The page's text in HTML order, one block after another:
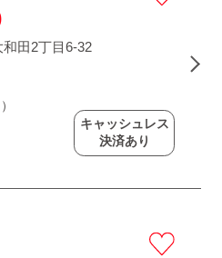
田2丁目6-32
キャッシュレス
決済あり